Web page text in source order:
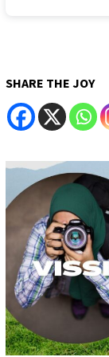
SHARE THE JOY